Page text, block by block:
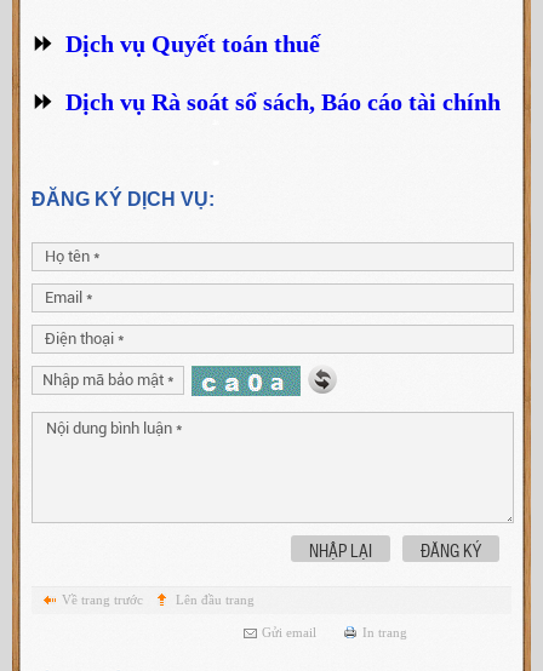
⏩ Dịch vụ Quyết toán thuế
⏩ Dịch vụ Rà soát sổ sách, Báo cáo tài chính
ĐĂNG KÝ DỊCH VỤ:
ĐĂNG KÝ
NHẬP LẠI
Về trang trước Lên đầu trang
Gửi email In trang